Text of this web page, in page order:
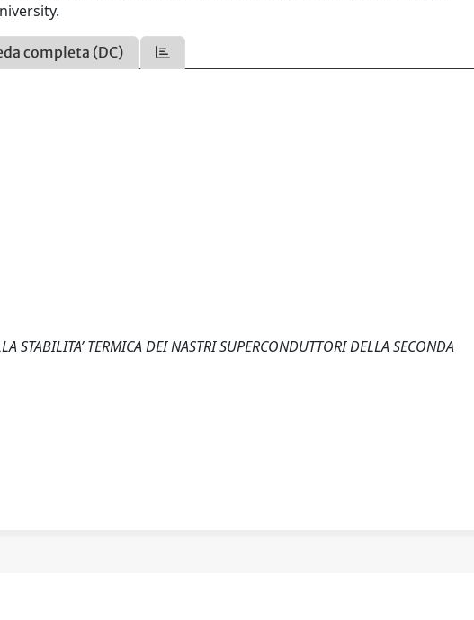
completa (DC)
TERMICA DEI NASTRI SUPERCONDUTTORI DELLA SECONDA